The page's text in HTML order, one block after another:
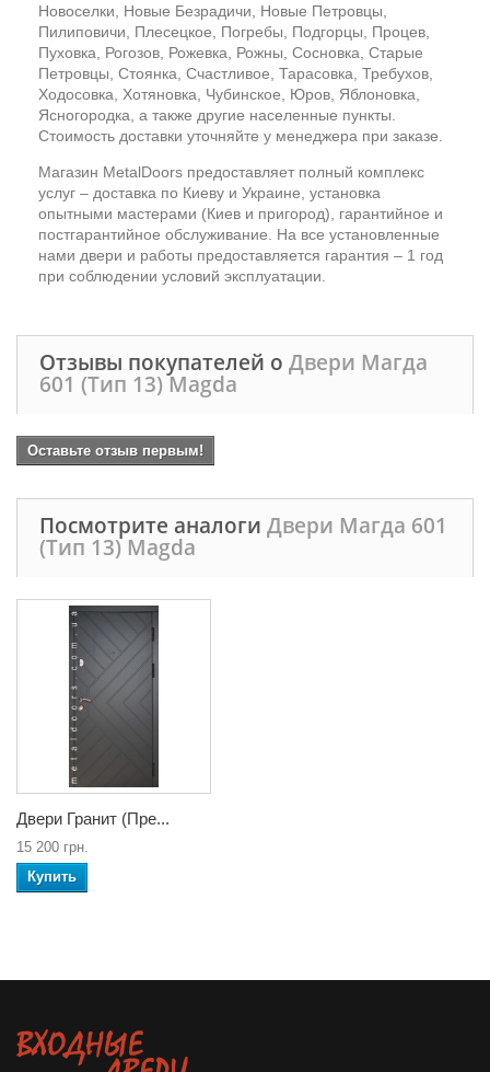
Новоселки, Новые Безрадичи, Новые Петровцы,
Пилиповичи, Плесецкое, Погребы, Подгорцы, Процев,
Пуховка, Рогозов, Рожевка, Рожны, Сосновка, Старые
Петровцы, Стоянка, Счастливое, Тарасовка, Требухов,
Ходосовка, Хотяновка, Чубинское, Юров, Яблоновка,
Ясногородка, а также другие населенные пункты.
Стоимость доставки уточняйте у менеджера при заказе.
Магазин MetalDoors предоставляет полный комплекс
услуг – доставка по Киеву и Украине, установка
опытными мастерами (Киев и пригород), гарантийное и
постгарантийное обслуживание. На все установленные
нами двери и работы предоставляется гарантия – 1 год
при соблюдении условий эксплуатации.
Отзывы покупателей о Двери Магда
601 (Тип 13) Magda
Оставьте отзыв первым!
Посмотрите аналоги Двери Магда 601
(Тип 13) Magda
Двери Гранит (Пре...
15 200 грн.
Купить